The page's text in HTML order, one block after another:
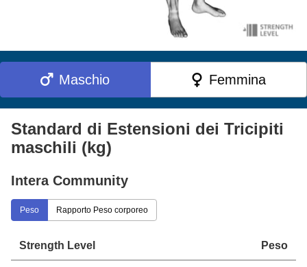
Maschio Femmina
Standard di Estensioni dei Tricipiti
maschili (kg)
Intera Community
Peso Rapporto Peso corporeo
Strength Level Peso